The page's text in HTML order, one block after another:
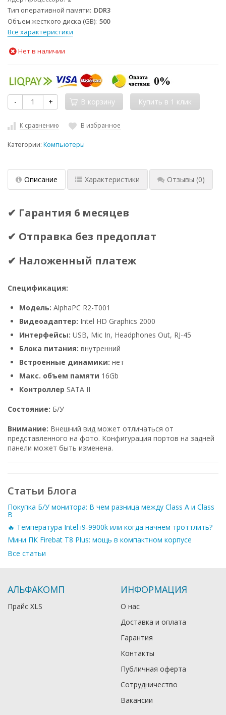
Тип оперативной памяти DDR3
Объем жесткого диска (GB) 500
Все характеристики
Нет в наличии
- + В корзину
К сравнению В избранное
Категории: Компьютеры
Описание Характеристики Отзывы (0)
✔ Гарантия 6 месяцев
✔ Отправка без предоплат
✔ Наложенный платеж
Спецификация:
Модель: AlphaPC R2-T001
Видеоадаптер: Intel HD Graphics 2000
Интерфейсы: USB, Mic In, Headphones Out, RJ-45
Блока питания: внутренний
Встроенные динамики: нет
Макс. объем памяти 16Gb
Контроллер SATA II
Состояние: Б/У
Внимание: Внешний вид может отличаться от
представленного на фото. Конфигурация портов на задней
панели может быть изменена.
Статьи Блога
Покупка Б/У монитора: В чем разница между Class A и Class
B
🔥 Температура Intel i9-9900k или когда начнем троттлить?
Мини ПК Firebat T8 Plus: мощь в компактном корпусе
Все статьи
АЛЬФАКОМП
Прайс XLS
ИНФОРМАЦИЯ
О нас
Доставка и оплата
Гарантия
Контакты
Публичная оферта
Сотрудничество
Вакансии